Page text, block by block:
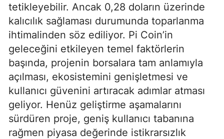
tetikleyebilir. Ancak 0,28 doların üzerinde
kalıcılık sağlaması durumunda toparlanma
ihtimalinden söz ediliyor. Pi Coin’in
geleceğini etkileyen temel faktörlerin
başında, projenin borsalara tam anlamıyla
açılması, ekosistemini genişletmesi ve
kullanıcı güvenini artıracak adımlar atması
geliyor. Henüz geliştirme aşamalarını
sürdüren proje, geniş kullanıcı tabanına
rağmen piyasa değerinde istikrarsızlık